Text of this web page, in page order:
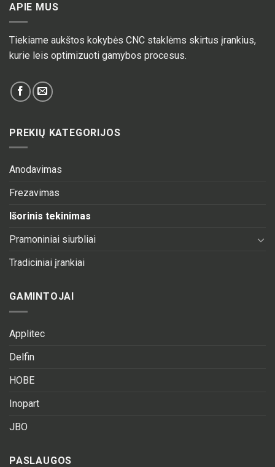
APIE MUS
Tiekiame aukštos kokybės CNC staklėms skirtus įrankius,
kurie leis optimizuoti gamybos procesus.
PREKIŲ KATEGORIJOS
Anodavimas
Frezavimas
Išorinis tekinimas
Pramoniniai siurbliai
Tradiciniai įrankiai
GAMINTOJAI
Applitec
Delfin
HOBE
Inopart
JBO
PASLAUGOS